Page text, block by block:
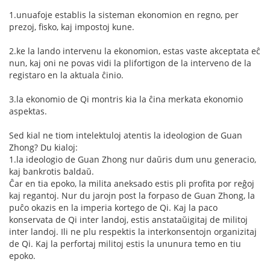
1.unuafoje establis la sisteman ekonomion en regno, per
prezoj, fisko, kaj impostoj kune.
2.ke la lando intervenu la ekonomion, estas vaste akceptata eĉ
nun, kaj oni ne povas vidi la plifortigon de la interveno de la
registaro en la aktuala ĉinio.
3.la ekonomio de Qi montris kia la ĉina merkata ekonomio
aspektas.
Sed kial ne tiom intelektuloj atentis la ideologion de Guan
Zhong? Du kialoj:
1.la ideologio de Guan Zhong nur daŭris dum unu generacio,
kaj bankrotis baldaŭ.
Ĉar en tia epoko, la milita aneksado estis pli profita por reĝoj
kaj regantoj. Nur du jarojn post la forpaso de Guan Zhong, la
puĉo okazis en la imperia kortego de Qi. Kaj la paco
konservata de Qi inter landoj, estis anstataŭigitaj de militoj
inter landoj. Ili ne plu respektis la interkonsentojn organizitaj
de Qi. Kaj la perfortaj militoj estis la ununura temo en tiu
epoko.